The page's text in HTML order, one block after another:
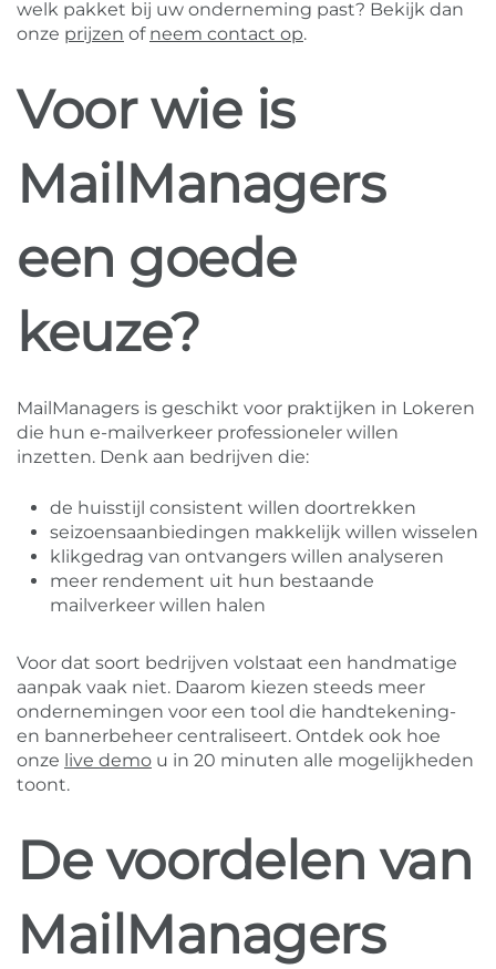
welk pakket bij uw onderneming past? Bekijk dan
onze prijzen of neem contact op.
Voor wie is
MailManagers
een goede
keuze?
MailManagers is geschikt voor praktijken in Lokeren
die hun e-mailverkeer professioneler willen
inzetten. Denk aan bedrijven die:
de huisstijl consistent willen doortrekken
seizoensaanbiedingen makkelijk willen wisselen
klikgedrag van ontvangers willen analyseren
meer rendement uit hun bestaande
mailverkeer willen halen
Voor dat soort bedrijven volstaat een handmatige
aanpak vaak niet. Daarom kiezen steeds meer
ondernemingen voor een tool die handtekening-
en bannerbeheer centraliseert. Ontdek ook hoe
onze live demo u in 20 minuten alle mogelijkheden
toont.
De voordelen van
MailManagers